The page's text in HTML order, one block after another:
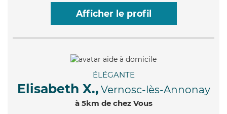
Afficher le profil
ÉLÉGANTE
Elisabeth X., Vernosc-lès-Annonay
à 5km de chez Vous